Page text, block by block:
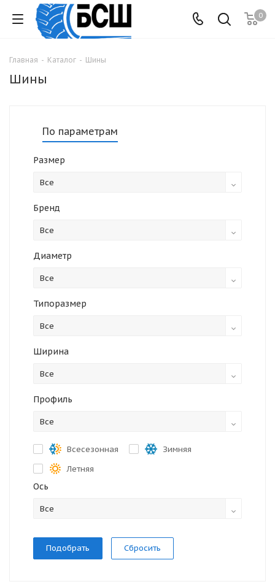
0
Главная - Каталог - Шины
Шины
По параметрам
Размер
Все
Бренд
Все
Диаметр
Все
Типоразмер
Все
Ширина
Все
Профиль
Все
Всесезонная
Зимняя
Летняя
Ось
Все
Сбросить